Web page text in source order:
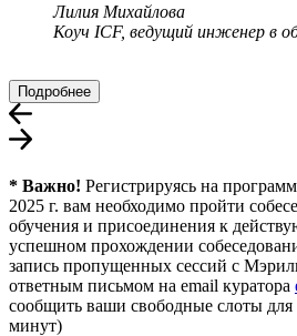
Лилия Михайлова
Коуч ICF, ведущий инженер в
Подробнее
* Важно! Регистрируясь на
2025 г. вам необходимо пройти
обучения и присоединения к
успешном прохождении
запись пропущенных сессий с
ответным письмом на email куратора
сообщить ваши свободные слоты для
минут)